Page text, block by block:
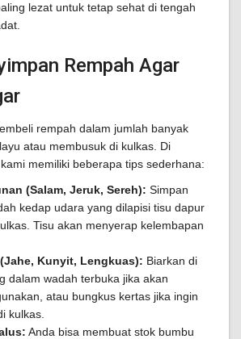
lezat untuk tetap sehat di tengah
Rempah Agar
rempah dalam jumlah banyak
atau membusuk di kulkas. Di
memiliki beberapa tips sederhana:
(Salam, Jeruk, Sereh): Simpan
kedap udara yang dilapisi tisu dapur
Tisu akan menyerap kelembapan
Kunyit, Lengkuas): Biarkan di
dalam wadah terbuka jika akan
atau bungkus kertas jika ingin
kulkas.
Anda bisa membuat stok bumbu